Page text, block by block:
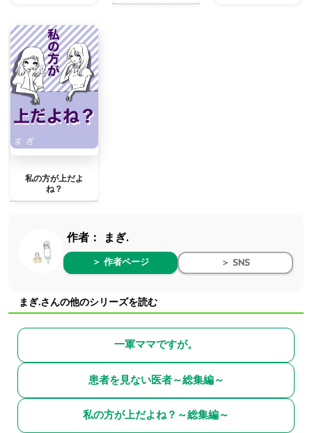
私の方が上だよ
ね？
作者： まぎ.
＞ 作者ページ ＞ SNS
まぎ.さんの他のシリーズを読む
一軍ママですが。
患者を見ない医者～総集編～
私の方が上だよね？～総集編～